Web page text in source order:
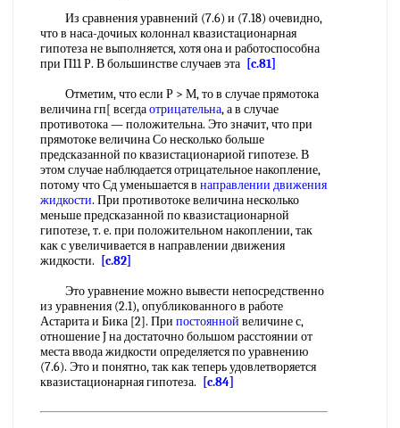
Из сравнения уравнений (7.6) и (7.18) очевидно,
что в наса-дочиых колоннал квазистационарная
гипотеза не выполняется, хотя она и работоспособна
при П11 Р. В большинстве случаев эта [c.81]
Отметим, что если Р > М, то в случае прямотока
величина гп[ всегдаотрицательна, а в случае
противотока — положительна. Это значит, что при
прямотоке величина Со несколько больше
предсказанной по квазистационариой гипотезе. В
этом случае наблюдается отрицательное накопление,
потому что Сд уменьшается в направлении движения
жидкости. При противотоке величина несколько
меньше предсказанной по квазистационарной
гипотезе, т. е. при положительном накоплении, так
как с увеличивается в направлении движения
жидкости.
[c.82]
Это уравнение можно вывести непосредственно
из уравнения (2.1), опубликованного в работе
Астарита и Бика [2]. При постоянной величине с,
отношение J на достаточно большом расстоянии от
места ввода жидкости определяется по уравнению
(7.6). Это и понятно, так как теперь удовлетворяется
квазистационарная гипотеза.
[c.84]